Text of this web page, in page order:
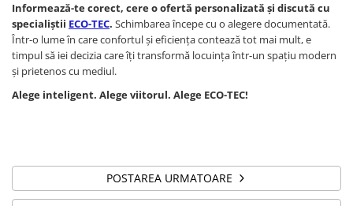
Informează-te corect, cere o ofertă personalizată și discută cu
specialiștii ECO-TEC. Schimbarea începe cu o alegere documentată.
Într-o lume în care confortul și eficiența contează tot mai mult, e
timpul să iei decizia care îți transformă locuința într-un spațiu modern
și prietenos cu mediul.
Alege inteligent. Alege viitorul. Alege ECO-TEC!
POSTAREA URMATOARE